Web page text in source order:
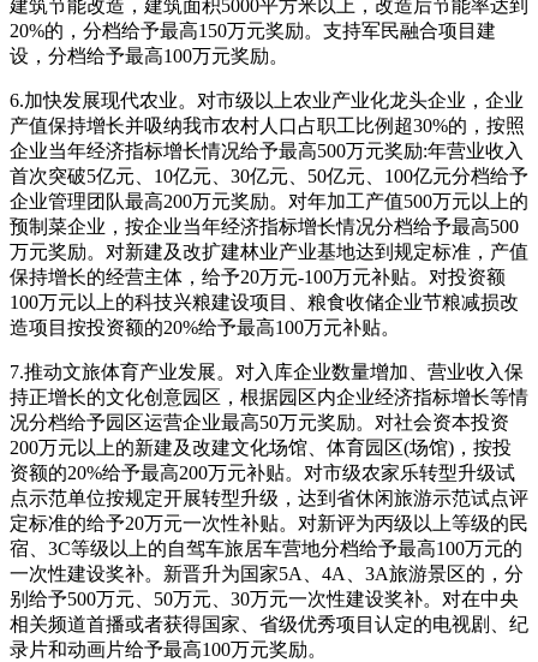
建筑节能改造，建筑面积5000平方米以上，改造后节能率达到
20%的，分档给予最高150万元奖励。支持军民融合项目建
设，分档给予最高100万元奖励。
6.加快发展现代农业。对市级以上农业产业化龙头企业，企业
产值保持增长并吸纳我市农村人口占职工比例超30%的，按照
企业当年经济指标增长情况给予最高500万元奖励:年营业收入
首次突破5亿元、10亿元、30亿元、50亿元、100亿元分档给予
企业管理团队最高200万元奖励。对年加工产值500万元以上的
预制菜企业，按企业当年经济指标增长情况分档给予最高500
万元奖励。对新建及改扩建林业产业基地达到规定标准，产值
保持增长的经营主体，给予20万元-100万元补贴。对投资额
100万元以上的科技兴粮建设项目、粮食收储企业节粮减损改
造项目按投资额的20%给予最高100万元补贴。
7.推动文旅体育产业发展。对入库企业数量增加、营业收入保
持正增长的文化创意园区，根据园区内企业经济指标增长等情
况分档给予园区运营企业最高50万元奖励。对社会资本投资
200万元以上的新建及改建文化场馆、体育园区(场馆)，按投
资额的20%给予最高200万元补贴。对市级农家乐转型升级试
点示范单位按规定开展转型升级，达到省休闲旅游示范试点评
定标准的给予20万元一次性补贴。对新评为丙级以上等级的民
宿、3C等级以上的自驾车旅居车营地分档给予最高100万元的
一次性建设奖补。新晋升为国家5A、4A、3A旅游景区的，分
别给予500万元、50万元、30万元一次性建设奖补。对在中央
相关频道首播或者获得国家、省级优秀项目认定的电视剧、纪
录片和动画片给予最高100万元奖励。